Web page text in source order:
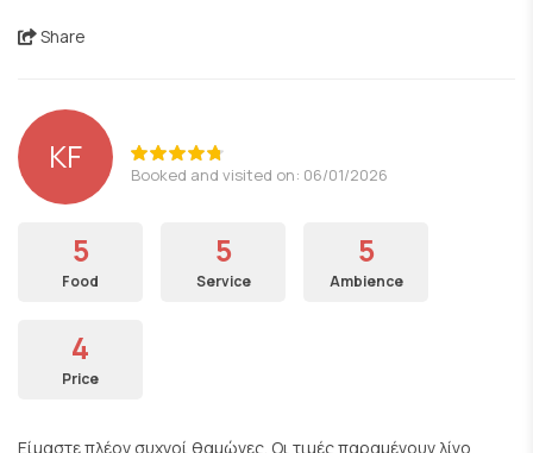
Share
KF Booked and visited on: 06/01/2026
5
Food
5
Service
5
Ambience
4
Price
Είμαστε πλέον συχνοί θαμώνες. Οι τιμές παραμένουν λίγο